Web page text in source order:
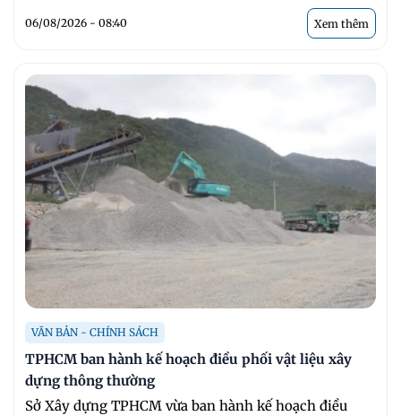
06/08/2026 - 08:40 Xem thêm
VĂN BẢN - CHÍNH SÁCH
TPHCM ban hành kế hoạch điều phối vật liệu xây
dựng thông thường
Sở Xây dựng TPHCM vừa ban hành kế hoạch điều